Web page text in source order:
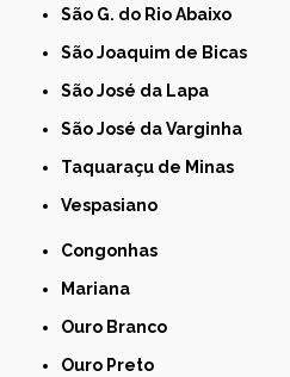
São G. do Rio Abaixo
São Joaquim de Bicas
São José da Lapa
São José da Varginha
Taquaraçu de Minas
Vespasiano
Congonhas
Mariana
Ouro Branco
Ouro Preto